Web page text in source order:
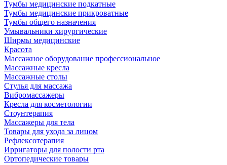
Тумбы медицинские подкатные
Тумбы медицинские прикроватные
Тумбы общего назначения
Умывальники хирургические
Ширмы медицинские
Красота
Массажное оборудование профессиональное
Массажные кресла
Массажные столы
Стулья для массажа
Вибромассажеры
Кресла для косметологии
Стоунтерапия
Массажеры для тела
Товары для ухода за лицом
Рефлексотерапия
Ирригаторы для полости рта
Ортопедические товары